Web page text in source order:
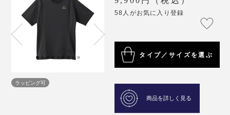
ラッピング可
58人がお気に入り登録
タイプ／サイズを選ぶ
商品を詳しく見る